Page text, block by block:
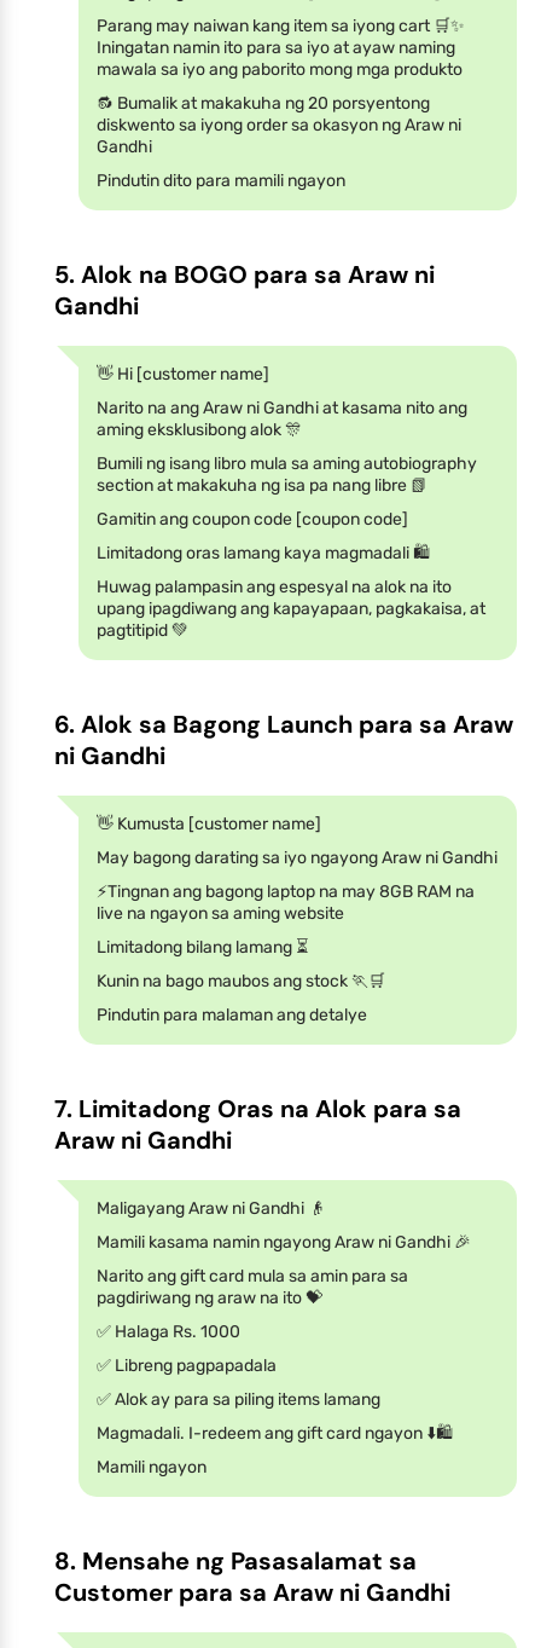
Parang may naiwan kang item sa iyong cart 🛒✨
Iningatan namin ito para sa iyo at ayaw naming
mawala sa iyo ang paborito mong mga produkto
🔂 Bumalik at makakuha ng 20 porsyentong
diskwento sa iyong order sa okasyon ng Araw ni
Gandhi
Pindutin dito para mamili ngayon
5. Alok na BOGO para sa Araw ni
Gandhi
👋 Hi [customer name]
Narito na ang Araw ni Gandhi at kasama nito ang
aming eksklusibong alok 🎊
Bumili ng isang libro mula sa aming autobiography
section at makakuha ng isa pa nang libre 📗
Gamitin ang coupon code [coupon code]
Limitadong oras lamang kaya magmadali 🛍️
Huwag palampasin ang espesyal na alok na ito
upang ipagdiwang ang kapayapaan, pagkakaisa, at
pagtitipid 💚
6. Alok sa Bagong Launch para sa Araw
ni Gandhi
👋 Kumusta [customer name]
May bagong darating sa iyo ngayong Araw ni Gandhi
⚡️Tingnan ang bagong laptop na may 8GB RAM na
live na ngayon sa aming website
Limitadong bilang lamang ⏳
Kunin na bago maubos ang stock 🏃🛒
Pindutin para malaman ang detalye
7. Limitadong Oras na Alok para sa
Araw ni Gandhi
Maligayang Araw ni Gandhi 👴
Mamili kasama namin ngayong Araw ni Gandhi 🎉
Narito ang gift card mula sa amin para sa
pagdiriwang ng araw na ito 💝
✅ Halaga Rs. 1000
✅ Libreng pagpapadala
✅ Alok ay para sa piling items lamang
Magmadali. I-redeem ang gift card ngayon ⬇️🛍️
Mamili ngayon
8. Mensahe ng Pasasalamat sa
Customer para sa Araw ni Gandhi